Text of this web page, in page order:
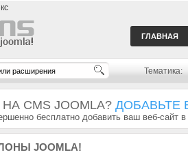
ГЛАВНАЯ
Тематика:
CMS JOOMLA? ДОБАВЬТЕ
бесплатно добавить ваш веб-сайт
JOOMLA!